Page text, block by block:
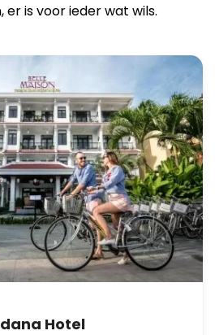
er is voor ieder wat wils.
Hotel